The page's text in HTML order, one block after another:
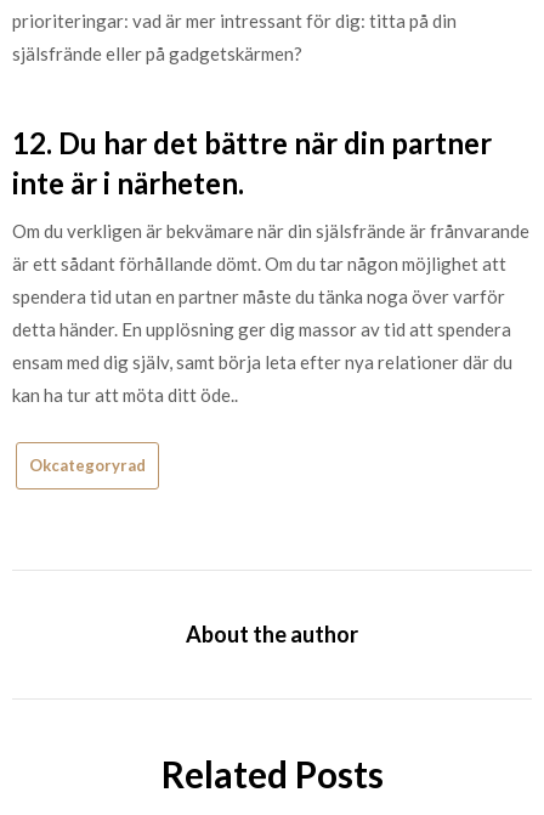
prioriteringar: vad är mer intressant för dig: titta på din
själsfrände eller på gadgetskärmen?
12. Du har det bättre när din partner
inte är i närheten.
Om du verkligen är bekvämare när din själsfrände är frånvarande
är ett sådant förhållande dömt. Om du tar någon möjlighet att
spendera tid utan en partner måste du tänka noga över varför
detta händer. En upplösning ger dig massor av tid att spendera
ensam med dig själv, samt börja leta efter nya relationer där du
kan ha tur att möta ditt öde..
Okcategoryrad
About the author
Related Posts